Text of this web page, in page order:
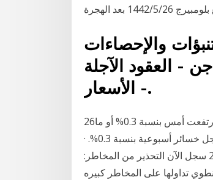
بعد الهجرة
والإحصاءات
- العقود الآجلة
- الأسعار.
26‏‏/5‏‏/1442 بعد الهجرة كانت العقود الآجلة للذهب تسليم فبراير/شباط قد ارتفعت أمس بنسبة 0.3% أو ما
يعادل 5.10 دولار وأغلق المعدن النفيس عند 1883.2 دولار للأوقية، وسجل خسائر أسبوعية بنسبة 0.3%. ·
مرافقة من قبل خبراء السوق العرب للإستشارة بشكل دائم دعم فني 24/7 سجل الآن التحذير من المخاطر:
تداولها على المخاطر كبيره